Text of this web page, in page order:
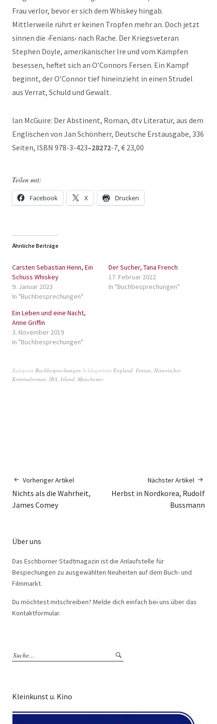
Frau verlor, bevor er sich dem Whiskey hingab.
Mittlerweile rührt er keinen Tropfen mehr an. Doch jetzt
sinnen die ›Fenians‹ nach Rache. Der Kriegsveteran
Stephen Doyle, amerikanischer Ire und vom Kämpfen
besessen, heftet sich an O’Connors Fersen. Ein Kampf
beginnt, der O’Connor tief hineinzieht in einen Strudel
aus Verrat, Schuld und Gewalt.
Ian McGuire: Der Abstinent, Roman, dtv Literatur, aus dem
Englischen von Jan Schönherr, Deutsche Erstausgabe, 336
Seiten, ISBN 978-3-423–28272-7, € 23,00
Teilen mit:
Facebook X Drucken
Ähnliche Beiträge
Carsten Sebastian Henn, Ein
Schuss Whiskey
9. Januar 2023
In "Buchbesprechungen"
Der Sucher, Tana French
17. Februar 2022
In "Buchbesprechungen"
Ein Leben und eine Nacht,
Anne Griffin
3. November 2019
In "Buchbesprechungen"
Kategorie Buchbesprechungen SchlagwörterEngland, Fenian, Historischer
Kriminalroman, IRA, Irland, Manchester
Vorheriger Artikel
Nichts als die Wahrheit,
James Comey
Nächster Artikel
Herbst in Nordkorea, Rudolf
Bussmann
Über uns
Das Eschborner Stadtmagazin ist die Anlaufstelle für
Bespechungen zu ausgewählten Neuheiten auf dem Buch- und
Filmmarkt.
Du möchtest mitschreiben? Melde dich einfach bei uns über das
Kontaktformular.
Kleinkunst u. Kino